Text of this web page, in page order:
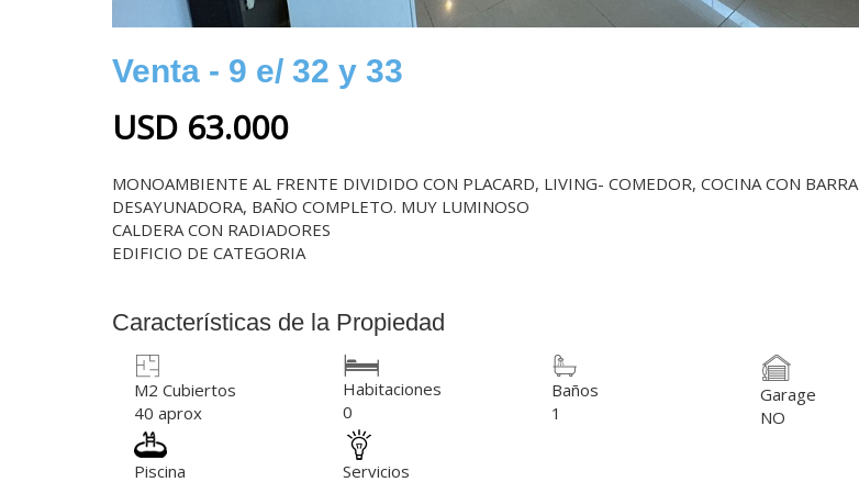
Venta - 9 e/ 32 y 33
USD 63.000
MONOAMBIENTE AL FRENTE DIVIDIDO CON PLACARD, LIVING- COMEDOR, COCINA CON BARRA
DESAYUNADORA, BAÑO COMPLETO. MUY LUMINOSO
CALDERA CON RADIADORES
EDIFICIO DE CATEGORIA
Características de la Propiedad
M2 Cubiertos
40 aprox
Habitaciones
0
Baños
1
Garage
NO
Piscina Servicios